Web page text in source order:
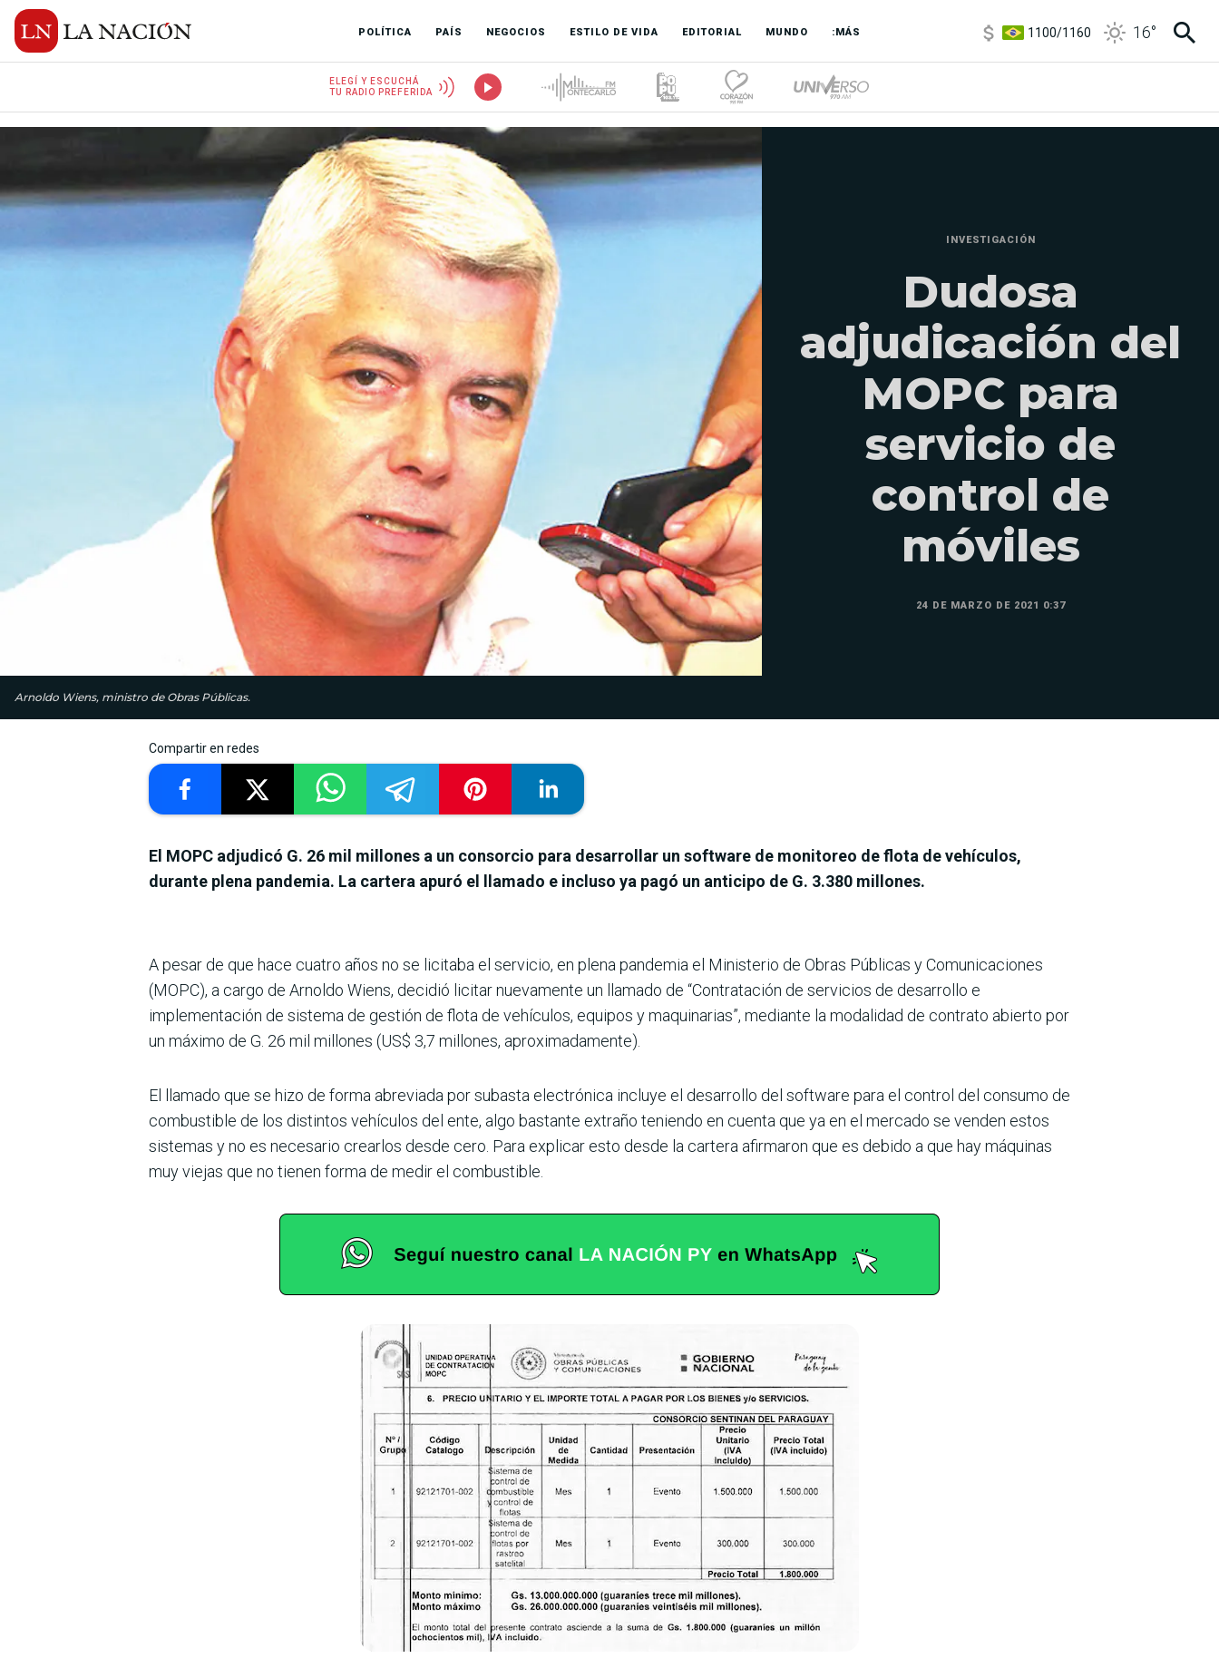
POLÍTICA PAÍS NEGOCIOS ESTILO DE VIDA EDITORIAL MUNDO :MÁS
3,8/4
16°
ELEGÍ Y ESCUCHÁ
TU RADIO PREFERIDA
Arnoldo Wiens, ministro de Obras Públicas.
INVESTIGACIÓN
Dudosa
adjudicación del
MOPC para
servicio de
control de
móviles
24 DE MARZO DE 2021 0:37
Compartir en redes
El MOPC adjudicó G. 26 mil millones a un consorcio para desarrollar un software de monitoreo de flota de vehículos,
durante plena pandemia. La cartera apuró el llamado e incluso ya pagó un anticipo de G. 3.380 millones.
A pesar de que hace cuatro años no se licitaba el servicio, en plena pandemia el Minis­terio de Obras Públicas y Comunicaciones
(MOPC), a cargo de Arnoldo Wiens, decidió licitar nuevamente un llamado de “Contratación de servicios de desarrollo e
implementación de sistema de gestión de flota de vehí­culos, equipos y maquina­rias”, mediante la modalidad de contrato abierto por
un máximo de G. 26 mil millo­nes (US$ 3,7 millones, apro­ximadamente).
El llamado que se hizo de forma abreviada por subasta electrónica incluye el desa­rrollo del software para el control del consumo de
combustible de los distin­tos vehículos del ente, algo bastante extraño teniendo en cuenta que ya en el mer­cado se venden estos
siste­mas y no es necesario crear­los desde cero. Para explicar esto desde la cartera afirma­ron que es debido a que hay máquinas
muy viejas que no tienen forma de medir el combustible.